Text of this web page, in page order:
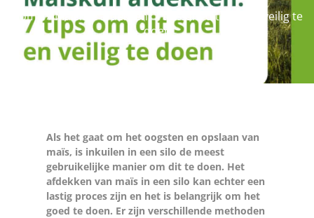
Home »Maiskuil afdekken: 7 tips om dit snel en veilig te
doen
Als het gaat om het oogsten en opslaan van
maïs, is inkuilen in een silo de meest
gebruikelijke manier om dit te doen. Het
afdekken van maïs in een silo kan echter een
lastig proces zijn en het is belangrijk om het
goed te doen. Er zijn verschillende methoden